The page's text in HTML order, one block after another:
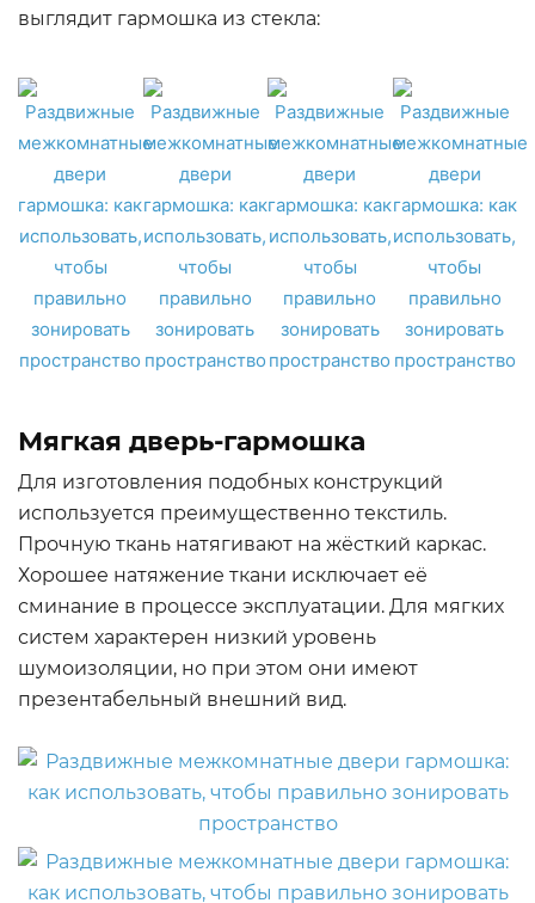
выглядит гармошка из стекла:
Мягкая дверь-гармошка
Для изготовления подобных конструкций
используется преимущественно текстиль.
Прочную ткань натягивают на жёсткий каркас.
Хорошее натяжение ткани исключает её
сминание в процессе эксплуатации. Для мягких
систем характерен низкий уровень
шумоизоляции, но при этом они имеют
презентабельный внешний вид.